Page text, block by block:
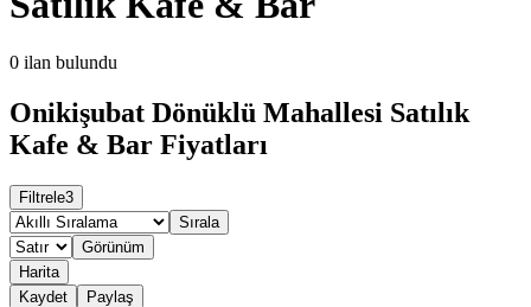
0 ilan bulundu
Onikişubat Dönüklü Mahallesi Satılık
Kafe & Bar Fiyatları
Filtrele3
Sırala
Görünüm
Harita
Kaydet
Paylaş